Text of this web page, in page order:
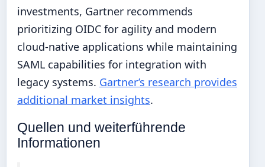
investments, Gartner recommends
prioritizing OIDC for agility and modern
cloud-native applications while maintaining
SAML capabilities for integration with
legacy systems. Gartner’s research provides
additional market insights.
Quellen und weiterführende
Informationen